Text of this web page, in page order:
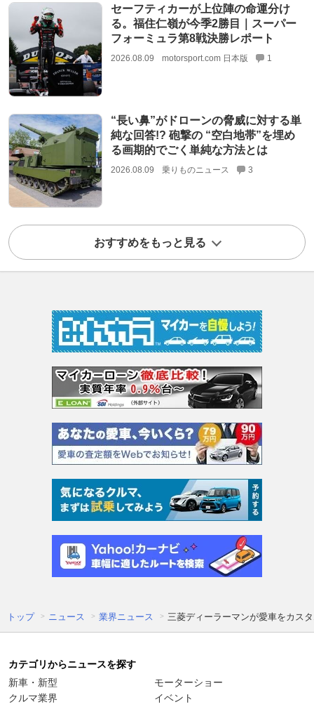
セーフティカーが上位陣の命運分け
る。福住仁嶺が今季2勝目｜スーパー
フォーミュラ第8戦決勝レポート
2026.08.09 motorsport.com 日本版 1
“長い鼻”がドローンの脅威に対する単
純な回答!? 砲撃の “空白地帯”を埋め
る画期的でごく単純な方法とは
2026.08.09 乗りものニュース 3
おすすめをもっと見る
トップ ニュース 業界ニュース 三菱ディーラーマンが愛車をカス
カテゴリからニュースを探す
新車・新型
クルマ業界
モーターショー
イベント